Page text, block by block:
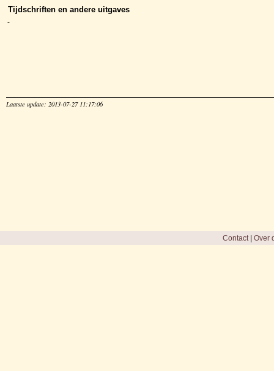
Tijdschriften en andere uitgaves
-
Laatste update: 2013-07-27 11:17:06
Contact| Over